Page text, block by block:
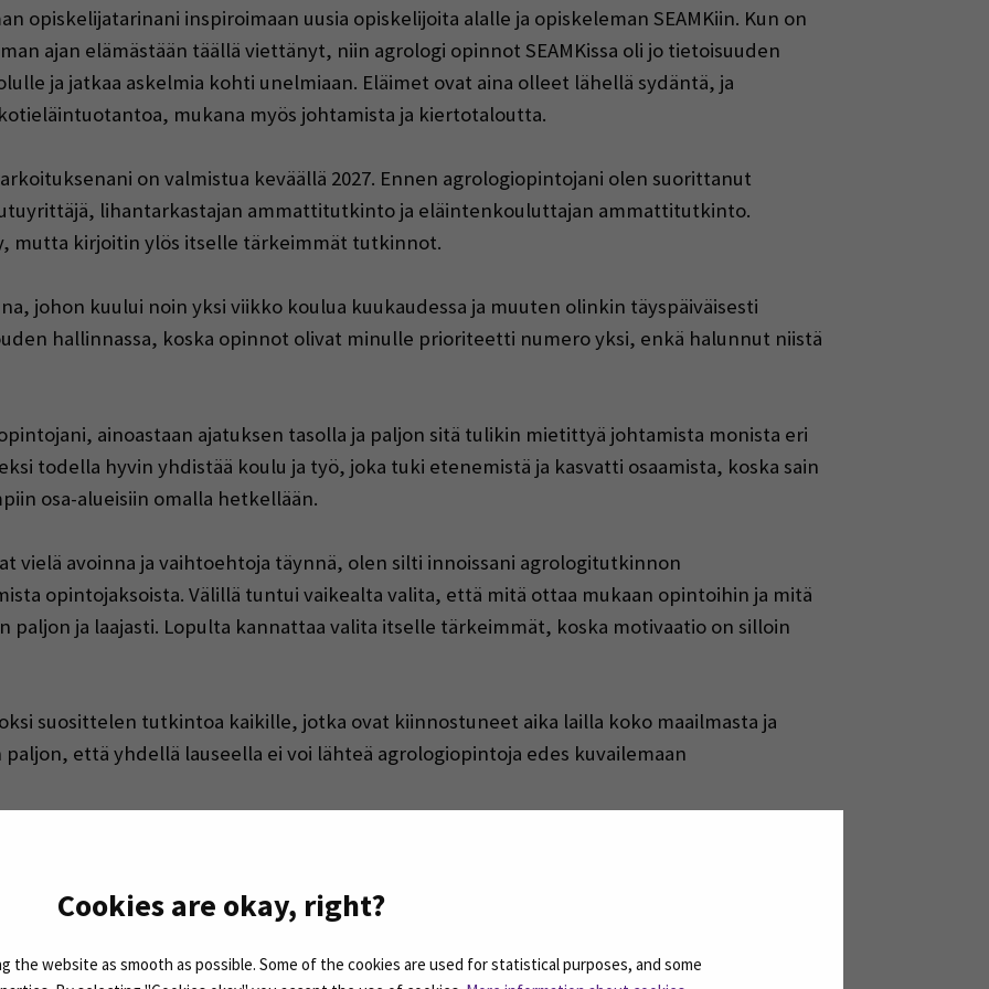
Cookies are okay, right?
the website as smooth as possible. Some of the cookies are used for statistical purposes, and some
opiskelijatarinani inspiroimaan uusia opiskelijoita alalle ja opiskeleman SEAMKiin. Kun on
ajan elämästään täällä viettänyt, niin agrologi opinnot SEAMKissa oli jo tietoisuuden
ja jatkaa askelmia kohti unelmiaan. Eläimet ovat aina olleet lähellä sydäntä, ja
mukana myös johtamista ja kiertotaloutta.
on valmistua keväällä 2027. Ennen agrologiopintojani olen suorittanut
lihantarkastajan ammattitutkinto ja eläintenkouluttajan ammattitutkinto.
mutta kirjoitin ylös itselle tärkeimmät tutkinnot.
johon kuului noin yksi viikko koulua kuukaudessa ja muuten olinkin täyspäiväisesti
hallinnassa, koska opinnot olivat minulle prioriteetti numero yksi, enkä halunnut niistä
ainoastaan ajatuksen tasolla ja paljon sitä tulikin mietittyä johtamista monista eri
todella hyvin yhdistää koulu ja työ, joka tuki etenemistä ja kasvatti osaamista, koska sain
osa-alueisiin omalla hetkellään.
vielä avoinna ja vaihtoehtoja täynnä, olen silti innoissani agrologitutkinnon
opintojaksoista. Välillä tuntui vaikealta valita, että mitä ottaa mukaan opintoihin ja mitä
paljon ja laajasti. Lopulta kannattaa valita itselle tärkeimmät, koska motivaatio on silloin
suosittelen tutkintoa kaikille, jotka ovat kiinnostuneet aika lailla koko maailmasta ja
että yhdellä lauseella ei voi lähteä agrologiopintoja edes kuvailemaan
kyllä.
ja luokkakaverien laaja skaala. Luokallamme oli oppilaita Helsingistä Ouluun ja